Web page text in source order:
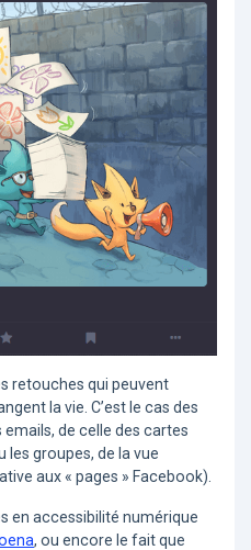
retouches qui peuvent
la vie. C’est le cas des
de celle des cartes
groupes, de la vue
aux « pages » Facebook).
en accessibilité numérique
, ou encore le fait que